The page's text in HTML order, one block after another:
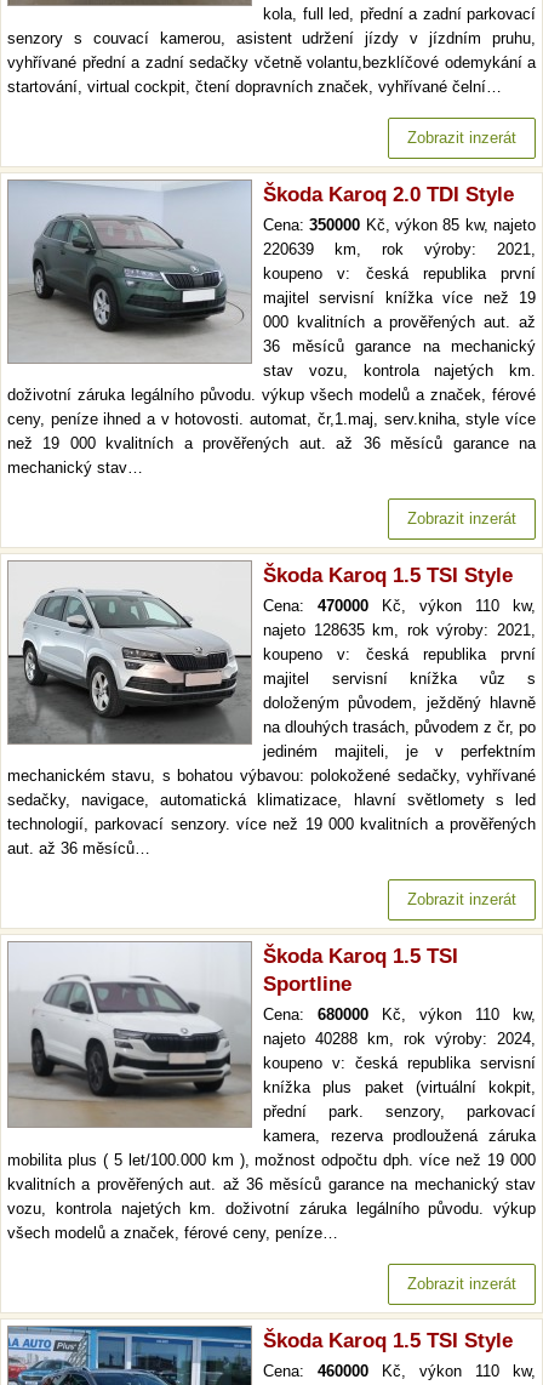
kola, full led, přední a zadní parkovací
senzory s couvací kamerou, asistent udržení jízdy v jízdním pruhu,
vyhřívané přední a zadní sedačky včetně volantu,bezklíčové odemykání a
startování, virtual cockpit, čtení dopravních značek, vyhřívané čelní…
Zobrazit inzerát
Škoda Karoq 2.0 TDI Style
Cena:350000 Kč, výkon 85 kw, najeto
220639 km, rok výroby: 2021,
koupeno v: česká republika první
majitel servisní knížka více než 19
000 kvalitních a prověřených aut. až
36 měsíců garance na mechanický
stav vozu, kontrola najetých km.
doživotní záruka legálního původu. výkup všech modelů a značek, férové
ceny, peníze ihned a v hotovosti. automat, čr,1.maj, serv.kniha, style více
než 19 000 kvalitních a prověřených aut. až 36 měsíců garance na
mechanický stav…
Zobrazit inzerát
Škoda Karoq 1.5 TSI Style
Cena: 470000 Kč, výkon 110 kw,
najeto 128635 km, rok výroby: 2021,
koupeno v: česká republika první
majitel servisní knížka vůz s
doloženým původem, ježděný hlavně
na dlouhých trasách, původem z čr, po
jediném majiteli, je v perfektním
mechanickém stavu, s bohatou výbavou: polokožené sedačky, vyhřívané
sedačky, navigace, automatická klimatizace, hlavní světlomety s led
technologií, parkovací senzory. více než 19 000 kvalitních a prověřených
aut. až 36 měsíců…
Zobrazit inzerát
Škoda Karoq 1.5 TSI
Sportline
Cena: 680000 Kč, výkon 110 kw,
najeto 40288 km, rok výroby: 2024,
koupeno v: česká republika servisní
knížka plus paket (virtuální kokpit,
přední park. senzory, parkovací
kamera, rezerva prodloužená záruka
mobilita plus ( 5 let/100.000 km ), možnost odpočtu dph. více než 19 000
kvalitních a prověřených aut. až 36 měsíců garance na mechanický stav
vozu, kontrola najetých km. doživotní záruka legálního původu. výkup
všech modelů a značek, férové ceny, peníze…
Zobrazit inzerát
Škoda Karoq 1.5 TSI Style
Cena: 460000 Kč, výkon 110 kw,